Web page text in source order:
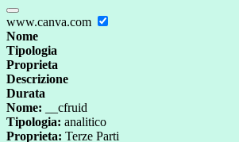
www.canva.com
Nome
Tipologia
Proprieta
Descrizione
Durata
Nome: __cfruid
Tipologia: analitico
Proprieta: Terze Parti